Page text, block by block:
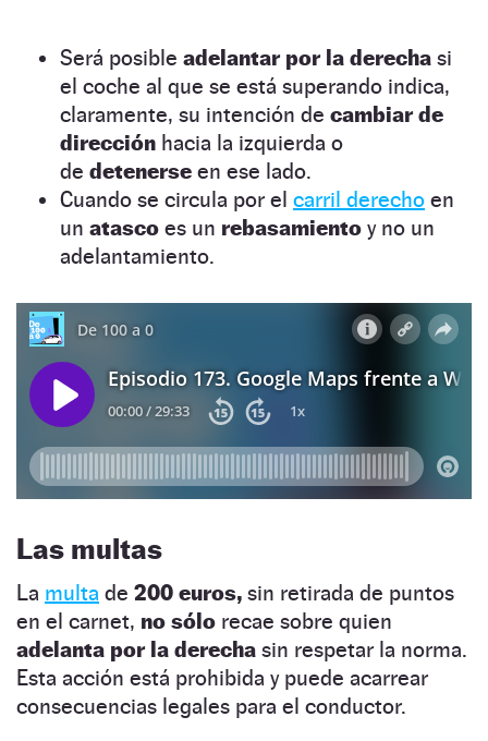
Será posible adelantar por la derecha si
el coche al que se está superando indica,
claramente, su intención de cambiar de
dirección hacia la izquierda o
de detenerse en ese lado.
Cuando se circula por el carril derecho en
un atasco es un rebasamiento y no un
adelantamiento.
Las multas
La multa de 200 euros, sin retirada de puntos
en el carnet, no sólo recae sobre quien
adelanta por la derecha sin respetar la norma.
Esta acción está prohibida y puede acarrear
consecuencias legales para el conductor.